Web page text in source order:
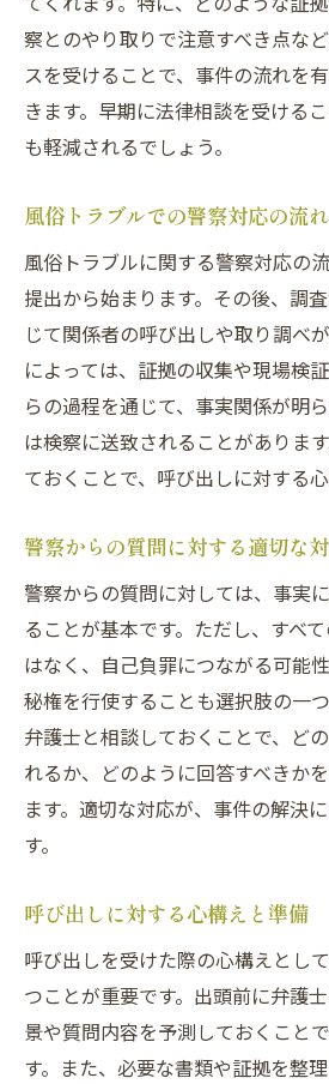
察とのやり取りで注意すべき点な
スを受けることで、事件の流れを
きます。早期に法律相談を受ける
も軽減されるでしょう。
風俗トラブルでの警察対応の流れ
風俗トラブルに関する警察対応の
提出から始まります。その後、調
じて関係者の呼び出しや取り調べ
によっては、証拠の収集や現場検
らの過程を通じて、事実関係が明
は検察に送致されることがありま
ておくことで、呼び出しに対する心
警察からの質問に対する適切な
警察からの質問に対しては、事実
ることが基本です。ただし、すべ
はなく、自己負罪につながる可能
秘権を行使することも選択肢の一
弁護士と相談しておくことで、ど
れるか、どのように回答すべきか
ます。適切な対応が、事件の解決
す。
呼び出しに対する心構えと準備
呼び出しを受けた際の心構えとし
つことが重要です。出頭前に弁護
景や質問内容を予測しておくこと
す。また、必要な書類や証拠を整